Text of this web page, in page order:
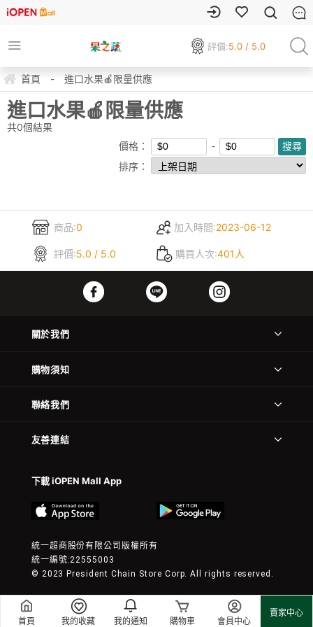
首頁 我的收藏 我的通知 購物車 會員中心
賣家中心
評價:5.0 / 5.0
首頁 - 進口水果🍎限量供應
進口水果🍎限量供應
共0個結果
價格：
排序：
商品:0 加入時間:2023-06-12
評價:5.0 / 5.0 購買人次:401人
關於我們
購物須知
聯絡我們
友善連結
下載 iOPEN Mall App
統一超商股份有限公司版權所有
統一編號:22555003
© 2023 President Chain Store Corp. All rights reserved.